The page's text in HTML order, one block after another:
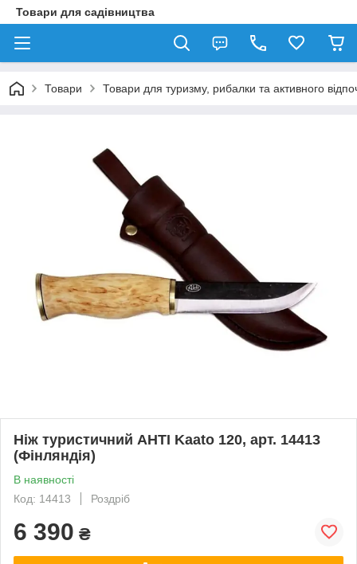
Товари для садівництва
Товари Товари для туризму, рибалки та активного
Ніж туристичний AHTI Kaato 120, арт. 14413
(Фінляндія)
В наявності
Код: 14413
Роздріб
6 390 ₴